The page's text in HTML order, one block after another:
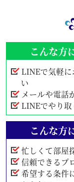
こんな方
LINEで気軽に
い
メールや電話
LINEでやり取
こんな方
忙しくて部屋
信頼できるプ
希望する条件